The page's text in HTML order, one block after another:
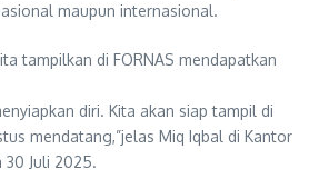
maupun internasional.
tampilkan di FORNAS mendapatkan
diri. Kita akan siap tampil di
mendatang,”jelas Miq Iqbal di Kantor
30 Juli 2025.